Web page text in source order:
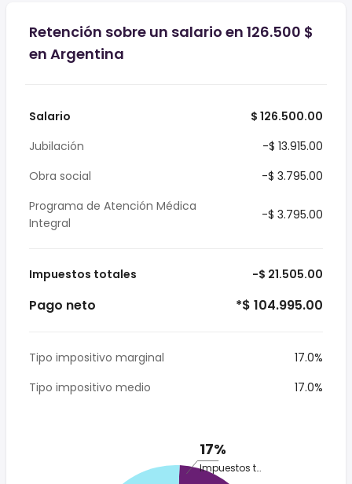
Retención sobre un salario en 126.500 $
en Argentina
Salario
$ 126.500.00
Jubilación
-$ 13.915.00
Obra social
-$ 3.795.00
Programa de Atención Médica
Integral
-$ 3.795.00
Impuestos totales -$ 21.505.00
Pago neto *$ 104.995.00
Tipo impositivo marginal
17.0%
Tipo impositivo medio
17.0%
17%
Impuestos totales